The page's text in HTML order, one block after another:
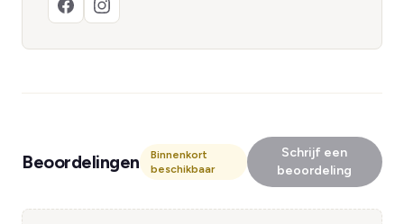
Beoordelingen
Binnenkort
beschikbaar
Schrijf een
beoordeling